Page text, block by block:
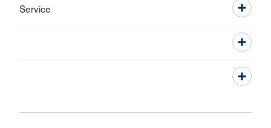
Service